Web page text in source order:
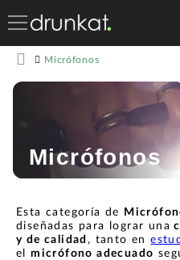
Micrófonos
Micrófonos
Esta categoría de
diseñadas para lograr una
y de calidad , tanto en
elmicrófono adecuado